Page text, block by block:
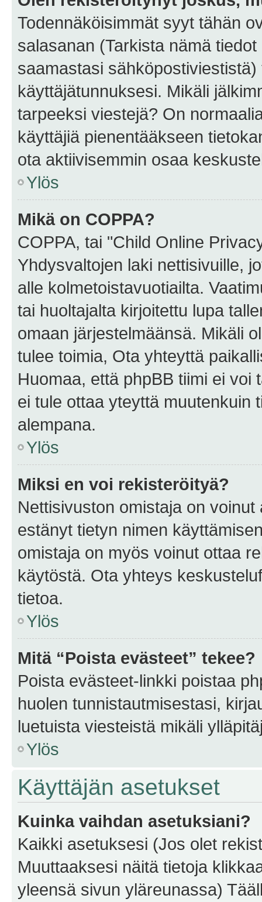
Todennäköisimmät syyt tähän
salasanan (Tarkista nämä
saamastasi
käyttäjätunnuksesi. Mikäli
tarpeeksi viestejä? On
käyttäjiä pienentääkseen
ota aktiivisemmin osaa
Ylös
Mikä on COPPA?
COPPA, tai "Child Online
Yhdysvaltojen laki nettisivuille,
alle kolmetoistavuotiailta.
tai huoltajalta kirjoitettu lupa
omaan järjestelmäänsä. Mikäli
tulee toimia, Ota yhteyttä
Huomaa, että phpBB tiimi ei
ei tule ottaa yteyttä muutenkuin
alempana.
Ylös
Miksi en voi rekisteröityä?
Nettisivuston omistaja on
estänyt tietyn nimen
omistaja on myös voinut ottaa
käytöstä. Ota yhteys
tietoa.
Ylös
Mitä “Poista evästeet” tekee?
Poista evästeet-linkki poistaa
huolen tunnistautmisestasi,
luetuista viesteistä mikäli
Ylös
Käyttäjän asetukset
Kuinka vaihdan asetuksiani?
Kaikki asetuksesi (Jos olet
Muuttaaksesi näitä tietoja
yleensä sivun yläreunassa)